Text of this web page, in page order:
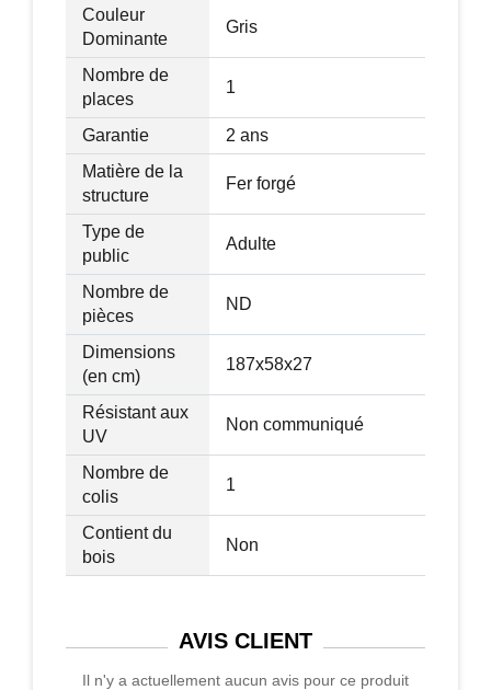
Couleur
Dominante
Gris
Nombre de
places
1
Garantie
2 ans
Matière de la
structure
Fer forgé
Type de
public
Adulte
Nombre de
pièces
ND
Dimensions
(en cm)
187x58x27
Résistant aux
UV
Non communiqué
Nombre de
colis
1
Contient du
bois
Non
AVIS CLIENT
Il n'y a actuellement aucun avis pour ce produit